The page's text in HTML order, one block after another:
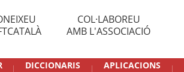
COL·LABOREU
AMB L'ASSOCIACIÓ
DICCIONARIS APLICACIONS